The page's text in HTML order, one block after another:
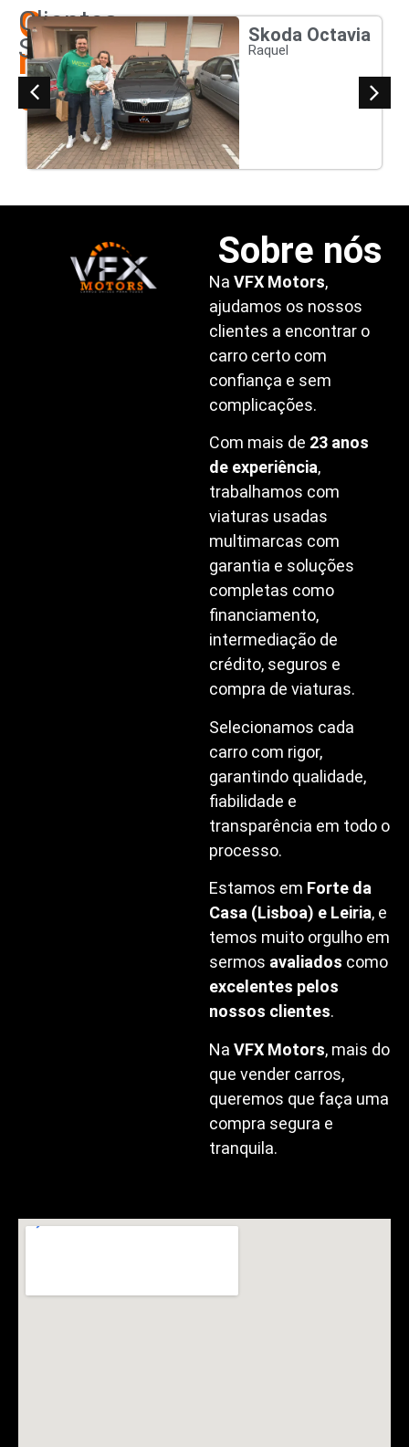
Os
nossos
clientes
Clientes
Satisfeitos
Skoda Octavia
Raquel
Sobre nós
NaVFX Motors,
ajudamos os nossos
clientes a encontrar o
carro certo com
confiança e sem
complicações.
Com mais de 23 anos
de experiência,
trabalhamos com
viaturas usadas
multimarcas com
garantia e soluções
completas como
financiamento,
intermediação de
crédito, seguros e
compra de viaturas.
Selecionamos cada
carro com rigor,
garantindo qualidade,
fiabilidade e
transparência em todo o
processo.
Estamos em Forte da
Casa (Lisboa) e Leiria, e
temos muito orgulho em
sermos avaliados como
excelentes pelos
nossos clientes.
NaVFX Motors, mais do
que vender carros,
queremos que faça uma
compra segura e
tranquila.